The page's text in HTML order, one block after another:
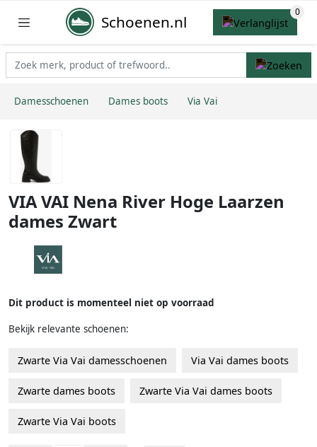
Schoenen.nl
Damesschoenen Dames boots Via Vai
VIA VAI Nena River Hoge Laarzen
dames Zwart
Dit product is momenteel niet op voorraad
Bekijk relevante schoenen:
Zwarte Via Vai damesschoenen Via Vai dames boots
Zwarte dames boots Zwarte Via Vai dames boots
Zwarte Via Vai boots